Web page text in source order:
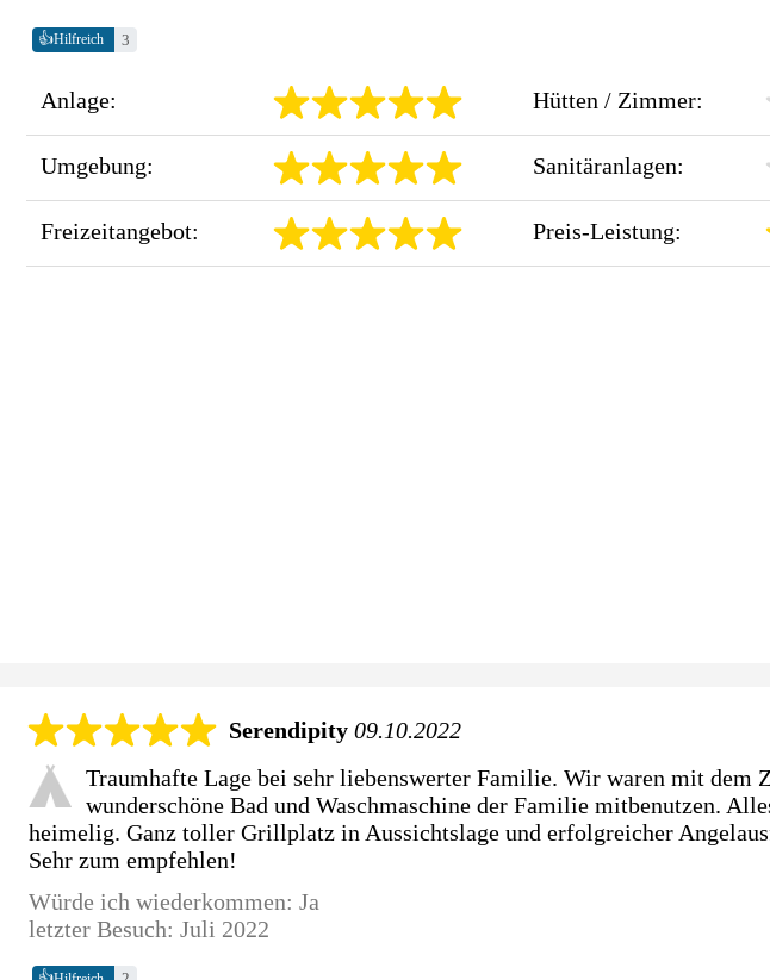
👍Hilfreich 3
Anlage:
Umgebung:
Freizeitangebot:
Hütten / Zimmer:
Sanitäranlagen:
Preis-Leistung:
Serendipity 09.10.2022
Traumhafte Lage bei sehr liebenswerter Familie. Wir waren mit dem
wunderschöne Bad und Waschmaschine der Familie mitbenutzen.
heimelig. Ganz toller Grillplatz in Aussichtslage und erfolgreicher
Sehr zum empfehlen!
Würde ich wiederkommen: Ja
letzter Besuch: Juli 2022